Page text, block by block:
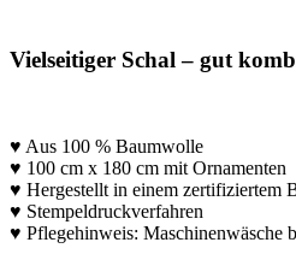
Vielseitiger Schal – gut
♥ Aus 100 % Baumwolle
♥ 100 cm x 180 cm mit Ornamenten
♥ Hergestellt in einem zertifiziertem
♥ Stempeldruckverfahren
♥ Pflegehinweis: Maschinenwäsche